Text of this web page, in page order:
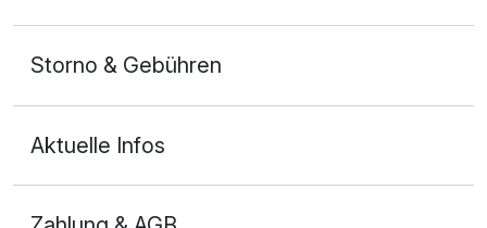
Storno & Gebühren
Aktuelle Infos